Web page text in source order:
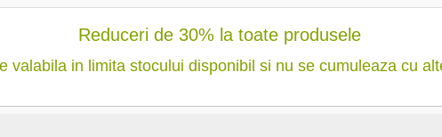
Reduceri de 30% la toate produsele
valabila in limita stocului disponibil si nu se cumuleaza cu